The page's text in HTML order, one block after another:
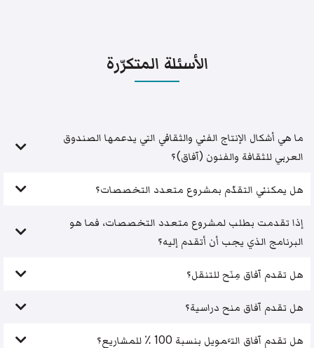
الأسئلة المتكرّرة
ما هي أشكال الإنتاج الفني والثقافي التي يدعمها الصندوق
العربي للثقافة والفنون (آفاق)؟
هل يمكنني التقدّم بمشروع متعدد التخصصات؟
إذا تقدمت بطلب لمشروع متعدد التخصصات، فما هو
البرنامج الذي يجب أن أتقدم إليه؟
هل تقدم آفاق مِنَح للتنقل؟
هل تقدم آفاق منح دراسية؟
هل تقدم آفاق التَّمويل بنسبة 100 ٪ للمشاريع؟